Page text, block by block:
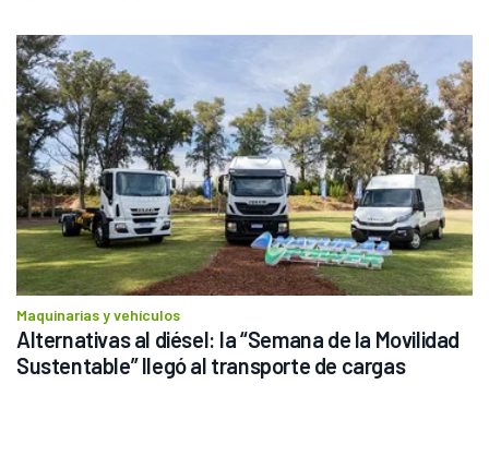
Maquinarias y vehículos
Alternativas al diésel: la “Semana de la Movilidad
Sustentable” llegó al transporte de cargas